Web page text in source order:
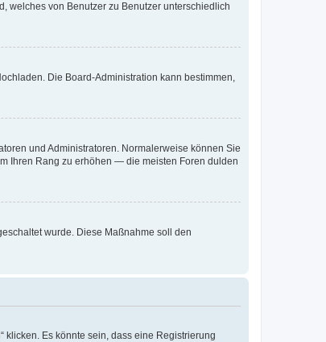
welches von Benutzer zu Benutzer unterschiedlich
Die Board-Administration kann bestimmen,
und Administratoren. Normalerweise können Sie
Ihren Rang zu erhöhen — die meisten Foren dulden
wurde. Diese Maßnahme soll den
klicken. Es könnte sein, dass eine Registrierung